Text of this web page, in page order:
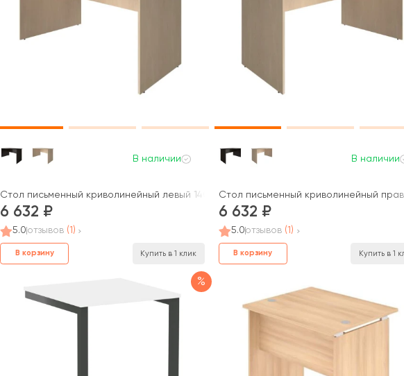
В наличии
Стол письменный криволинейный левый 1400x900x750 Нова С / Nova S
6 632
5.0 отзывов (1)
В корзину Купить в 1 клик
В наличии
Стол письменный криволинейный
6 632
5.0отзывов (1)
В корзину Купить в 1
%